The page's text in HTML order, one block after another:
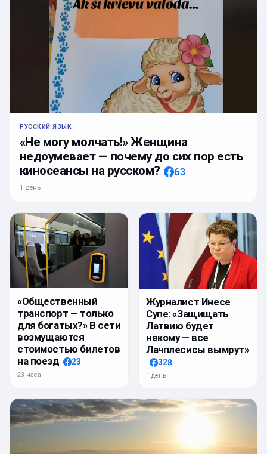
РУССКИЙ ЯЗЫК
«Не могу молчать!» Женщина
недоумевает — почему до сих пор есть
киносеансы на русском?
63
1 день
«Общественный
транспорт — только
для богатых?» В сети
возмущаются
стоимостью билетов
на поезд
23
23 часа
Журналист Инесе
Супе: «Защищать
Латвию будет
некому — все
Лачплесисы вымрут»
328
1 день